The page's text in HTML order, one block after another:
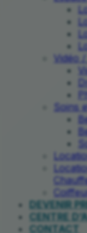
Vidéo
Soins
DEVENIR
CENTRE
CONTACT